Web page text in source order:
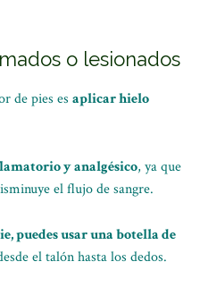
o lesionados
de pies es aplicar hielo
y analgésico, ya que
el flujo de sangre.
puedes usar una botella de
el talón hasta los dedos.